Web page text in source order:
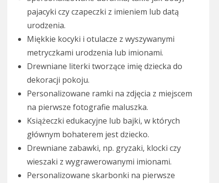
pajacyki czy czapeczki z imieniem lub datą
urodzenia.
Miękkie kocyki i otulacze z wyszywanymi
metryczkami urodzenia lub imionami.
Drewniane literki tworzące imię dziecka do
dekoracji pokoju.
Personalizowane ramki na zdjęcia z miejscem
na pierwsze fotografie maluszka.
Książeczki edukacyjne lub bajki, w których
głównym bohaterem jest dziecko.
Drewniane zabawki, np. gryzaki, klocki czy
wieszaki z wygrawerowanymi imionami.
Personalizowane skarbonki na pierwsze